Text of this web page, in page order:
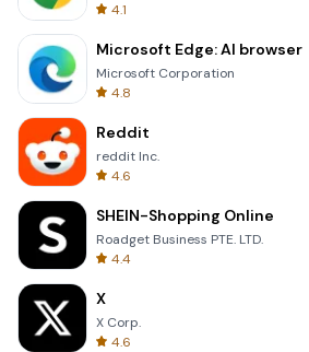
4.1
Microsoft Edge: AI browser
Microsoft Corporation
4.8
Reddit
reddit Inc.
4.6
SHEIN-Shopping Online
Roadget Business PTE. LTD.
4.4
X
X Corp.
4.6